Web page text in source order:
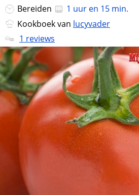
Bereiden
1 uur en 15 min.
Kookboek van lucyvader
1 reviews